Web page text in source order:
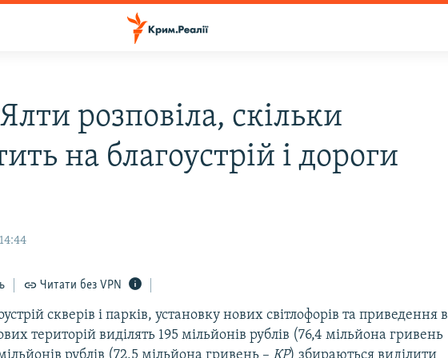
розповіла, скільки
на благоустрій і дороги
Читати без VPN
скверів і парків, установку нових світлофорів та приведення в
територій виділять 195 мільйонів рублів (76,4 мільйона гривень